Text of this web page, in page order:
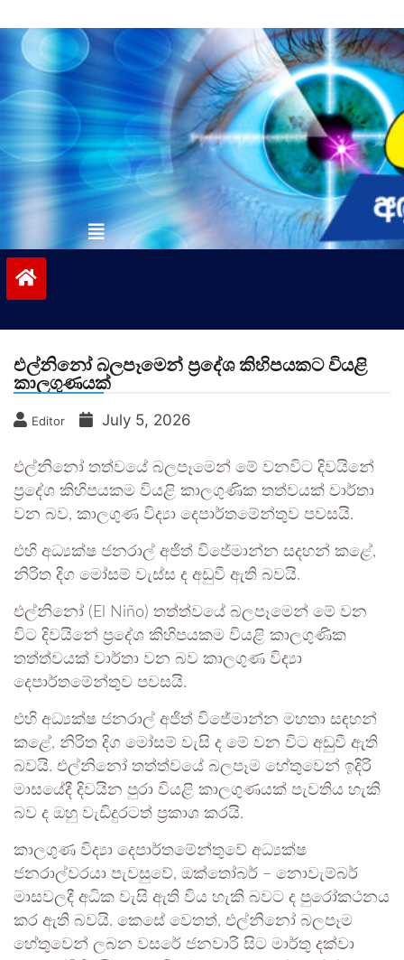
to
contentvinivida.lk
එල්නිනෝ බලපෑමෙන් ප්‍රදේශ කිහිපයකට වියළි
කාලගුණයක්
Editor July 5, 2026
එල්නිනෝ තත්වයේ බලපෑමෙන් මේ වනවිට දිවයිනේ
ප්‍රදේශ කිහිපයකම වියළි කාලගුණික තත්වයක් වාර්තා
වන බව, කාලගුණ විද්‍යා දෙපාර්තමේන්තුව පවසයි.
එහි අධ්‍යක්ෂ ජනරාල් අජිත් විජේමාන්න සදහන් කළේ,
නිරිත දිග මෝසම් වැස්ස ද අඩුවී ඇති බවයි.
එල්නිනෝ (El Niño) තත්ත්වයේ බලපෑමෙන් මේ වන
විට දිවයිනේ ප්‍රදේශ කිහිපයකම වියළි කාලගුණික
තත්ත්වයක් වාර්තා වන බව කාලගුණ විද්‍යා
දෙපාර්තමේන්තුව පවසයි.
එහි අධ්‍යක්ෂ ජනරාල් අජිත් විජේමාන්න මහතා සඳහන්
කළේ, නිරිත දිග මෝසම් වැසි ද මේ වන විට අඩුවී ඇති
බවයි. එල්නිනෝ තත්ත්වයේ බලපෑම හේතුවෙන් ඉදිරි
මාසයේදී දිවයින පුරා වියළි කාලගුණයක් පැවතිය හැකි
බව ද ඔහු වැඩිදුරටත් ප්‍රකාශ කරයි.
කාලගුණ විද්‍යා දෙපාර්තමේන්තුවේ අධ්‍යක්ෂ
ජනරාල්වරයා පැවසුවේ, ඔක්තෝබර් – නොවැම්බර්
මාසවලදී අධික වැසි ඇති විය හැකි බවට ද පුරෝකථනය
කර ඇති බවයි. කෙසේ වෙතත්, එල්නිනෝ බලපෑම
හේතුවෙන් ලබන වසරේ ජනවාරි සිට මාර්තු දක්වා